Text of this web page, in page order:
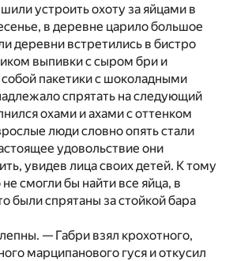
устроить охоту за яйцами в
в деревне царило большое
деревни встретились в бистро
выпивки с сыром бри и
пакетики с шоколадными
спрятать на следующий
охами и ахами с оттенком
люди словно опять стали
удовольст­вие они
увидев лица своих детей. К тому
смогли бы найти все яйца, в
были спрятаны за стойкой бара
— Габри взял крохотного,
марципанового гуся и откусил